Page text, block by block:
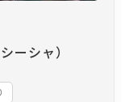
ーシャ）